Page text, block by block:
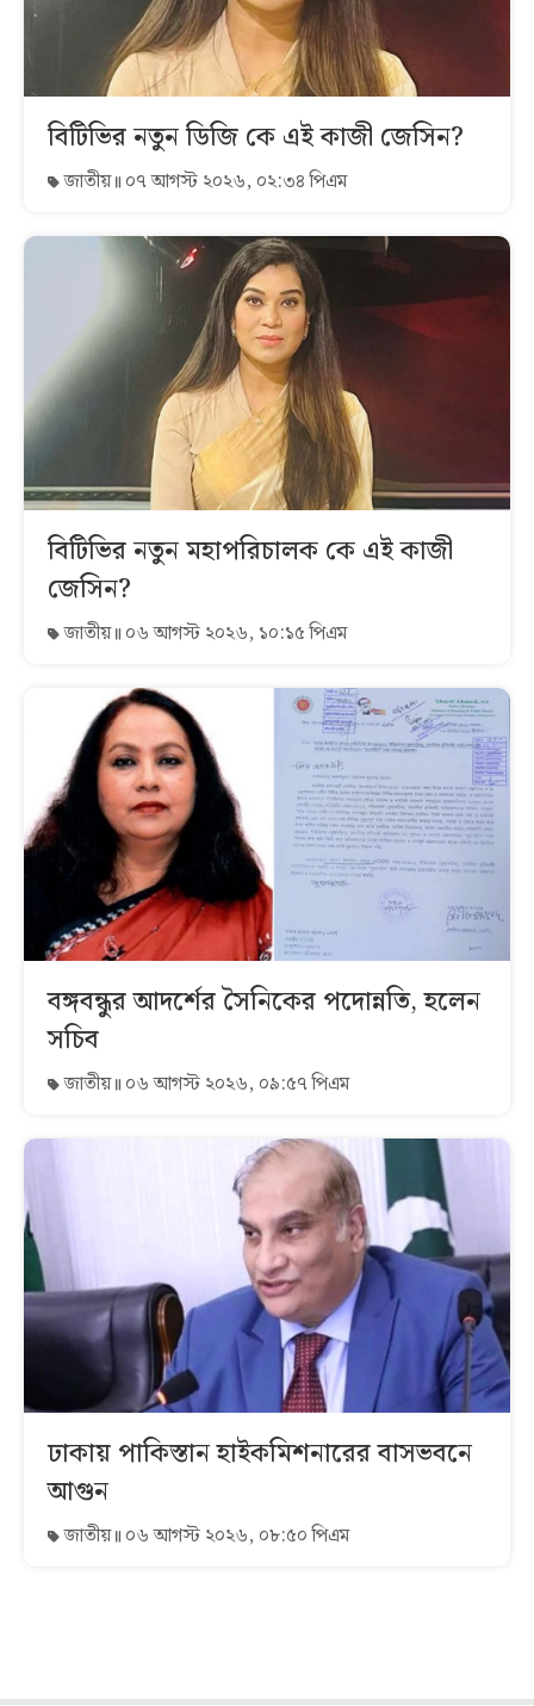
বিটিভির নতুন ডিজি কে এই কাজী জেসিন?
জাতীয় ০৭ আগস্ট ২০২৬, ০২:৩৪ পিএম
বিটিভির নতুন মহাপরিচালক কে এই কাজী
জেসিন?
জাতীয় ০৬ আগস্ট ২০২৬, ১০:১৫ পিএম
বঙ্গবন্ধুর আদর্শের সৈনিকের পদোন্নতি, হলেন
সচিব
জাতীয় ০৬ আগস্ট ২০২৬, ০৯:৫৭ পিএম
ঢাকায় পাকিস্তান হাইকমিশনারের বাসভবনে
আগুন
জাতীয় ০৬ আগস্ট ২০২৬, ০৮:৫০ পিএম